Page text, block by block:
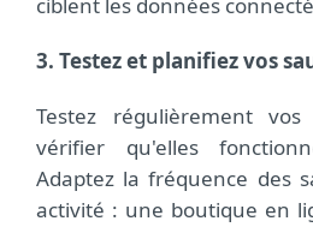
3. Testez et planifiez vos
Testez régulièrement
vérifier qu'elles
Adaptez la fréquence des
activité : une boutique en